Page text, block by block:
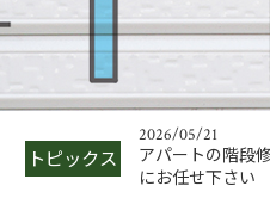
トピックス
鉄骨階段修理の
今期に中川製作
2026/05/21
アパートの階段
にお任せ下さい